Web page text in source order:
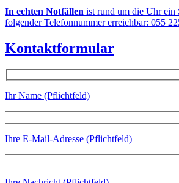
In echten Notfällen ist rund um die Uhr ein
folgender Telefonnummer erreichbar: 055
Kontaktformular
Ihr Name (Pflichtfeld)
Ihre E-Mail-Adresse (Pflichtfeld)